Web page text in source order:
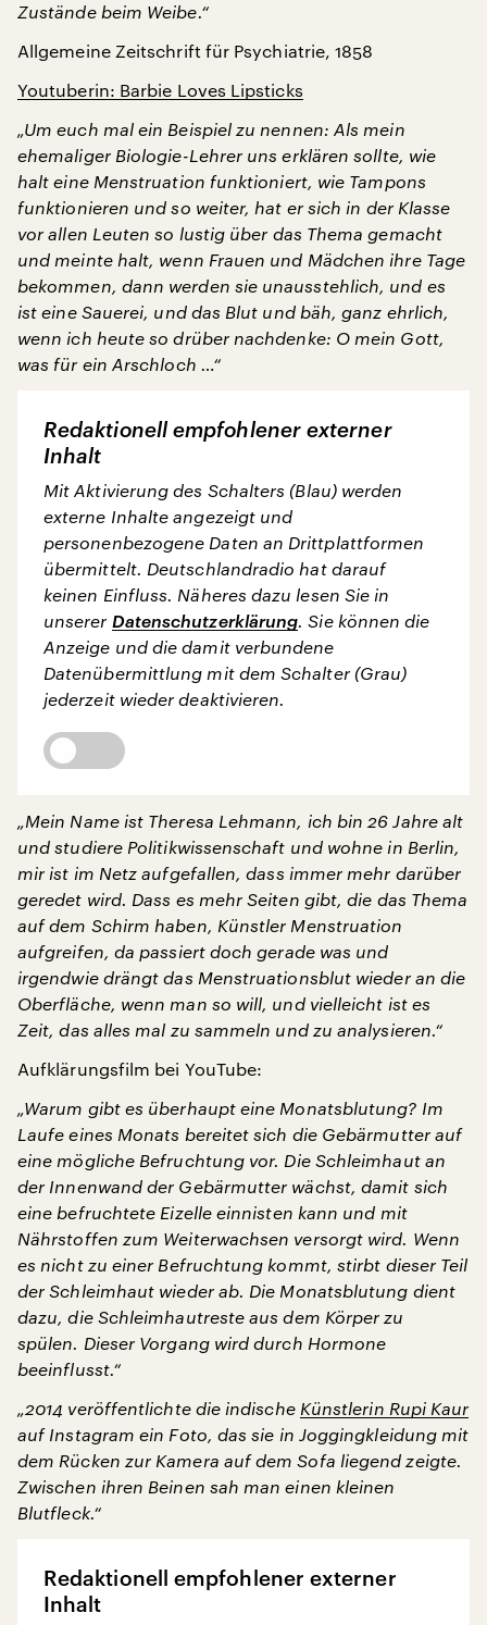
Zustände beim Weibe.“
Allgemeine Zeitschrift für Psychiatrie, 1858
Youtuberin: Barbie Loves Lipsticks
„Um euch mal ein Beispiel zu nennen: Als mein
ehemaliger Biologie-Lehrer uns erklären sollte, wie
halt eine Menstruation funktioniert, wie Tampons
funktionieren und so weiter, hat er sich in der Klasse
vor allen Leuten so lustig über das Thema gemacht
und meinte halt, wenn Frauen und Mädchen ihre Tage
bekommen, dann werden sie unausstehlich, und es
ist eine Sauerei, und das Blut und bäh, ganz ehrlich,
wenn ich heute so drüber nachdenke: O mein Gott,
was für ein Arschloch …“
Redaktionell empfohlener externer
Inhalt
Mit Aktivierung des Schalters (Blau) werden
externe Inhalte angezeigt und
personenbezogene Daten an Drittplattformen
übermittelt. Deutschlandradio hat darauf
keinen Einfluss. Näheres dazu lesen Sie in
unserer Datenschutzerklärung. Sie können die
Anzeige und die damit verbundene
Datenübermittlung mit dem Schalter (Grau)
jederzeit wieder deaktivieren.
„Mein Name ist Theresa Lehmann, ich bin 26 Jahre alt
und studiere Politikwissenschaft und wohne in Berlin,
mir ist im Netz aufgefallen, dass immer mehr darüber
geredet wird. Dass es mehr Seiten gibt, die das Thema
auf dem Schirm haben, Künstler Menstruation
aufgreifen, da passiert doch gerade was und
irgendwie drängt das Menstruationsblut wieder an die
Oberfläche, wenn man so will, und vielleicht ist es
Zeit, das alles mal zu sammeln und zu analysieren.“
Aufklärungsfilm bei YouTube:
„Warum gibt es überhaupt eine Monatsblutung? Im
Laufe eines Monats bereitet sich die Gebärmutter auf
eine mögliche Befruchtung vor. Die Schleimhaut an
der Innenwand der Gebärmutter wächst, damit sich
eine befruchtete Eizelle einnisten kann und mit
Nährstoffen zum Weiterwachsen versorgt wird. Wenn
es nicht zu einer Befruchtung kommt, stirbt dieser Teil
der Schleimhaut wieder ab. Die Monatsblutung dient
dazu, die Schleimhautreste aus dem Körper zu
spülen. Dieser Vorgang wird durch Hormone
beeinflusst.“
„2014 veröffentlichte die indische Künstlerin Rupi Kaur
auf Instagram ein Foto, das sie in Joggingkleidung mit
dem Rücken zur Kamera auf dem Sofa liegend zeigte.
Zwischen ihren Beinen sah man einen kleinen
Blutfleck.“
Redaktionell empfohlener externer
Inhalt